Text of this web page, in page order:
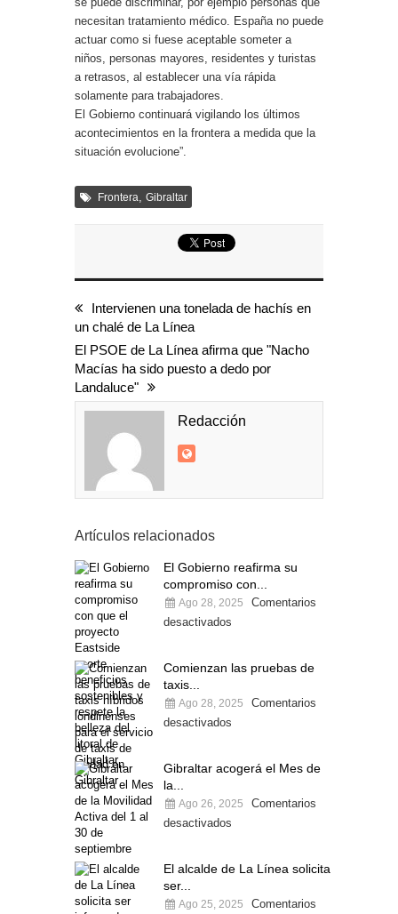
necesitan tratamiento médico. España no puede
actuar como si fuese aceptable someter a
niños, personas mayores, residentes y turistas
a retrasos, al establecer una vía rápida
solamente para trabajadores.
El Gobierno continuará vigilando los últimos
acontecimientos en la frontera a medida que la
situación evolucione”.
Frontera, Gibraltar
Intervienen una tonelada de hachís en
un chalé de La Línea
El PSOE de La Línea afirma que "Nacho
Macías ha sido puesto a dedo por
Landaluce"
Redacción
Artículos relacionados
El Gobierno reafirma su
compromiso con...
Ago 28, 2025
Comentarios
desactivados
Comienzan las pruebas de
taxis...
Ago 28, 2025
Comentarios
desactivados
Gibraltar acogerá el Mes de
la...
Ago 26, 2025
Comentarios
desactivados
El alcalde de La Línea solicita
ser...
Ago 25, 2025 Comentarios